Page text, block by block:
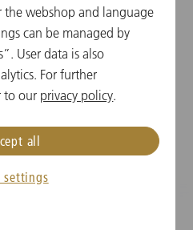
ト情報
コンサート FAQ
ィア
合わせ
T&C
the webshop and language
can be managed by
User data is also
For further
to our privacy policy.
settings
all